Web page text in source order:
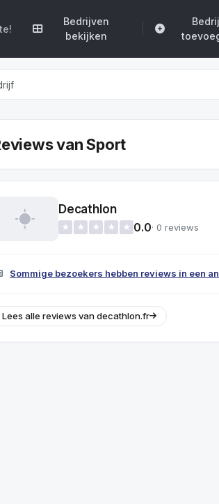
Bedrijven
bekijken
van Sport
Decathlon
★ ★ ★ ★ ★ 0.0· 0 reviews
Sommige bezoekers hebben reviews in een
Lees alle reviews van decathlon.fr